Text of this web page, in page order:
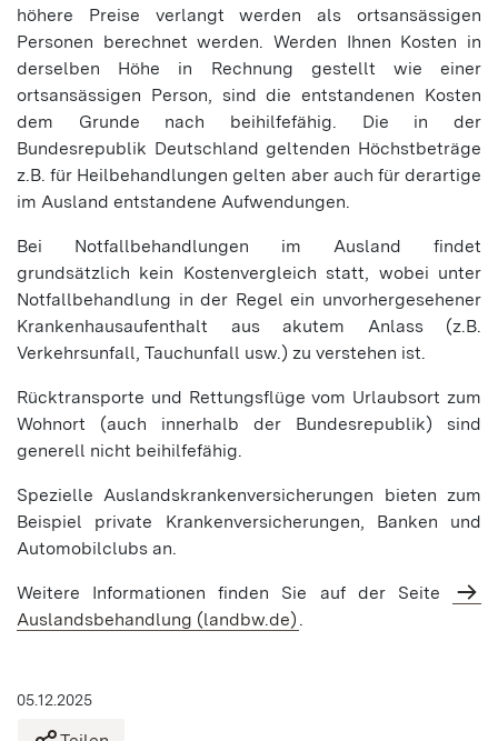
05.12.2025
höhere Preise verlangt werden als ortsansässigen
Personen berechnet werden. Werden Ihnen Kosten in
derselben Höhe in Rechnung gestellt wie einer
ortsansässigen Person, sind die entstandenen Kosten
dem Grunde nach beihilfefähig. Die in der
Bundesrepublik Deutschland geltenden Höchstbeträge
z.B. für Heilbehandlungen gelten aber auch für derartige
im Ausland entstandene Aufwendungen.
Bei Notfallbehandlungen im Ausland findet
grundsätzlich kein Kostenvergleich statt, wobei unter
Notfallbehandlung in der Regel ein unvorhergesehener
Krankenhausaufenthalt aus akutem Anlass (z.B.
Verkehrsunfall, Tauchunfall usw.) zu verstehen ist.
Rücktransporte und Rettungsflüge vom Urlaubsort zum
Wohnort (auch innerhalb der Bundesrepublik) sind
generell nicht beihilfefähig.
Spezielle Auslandskrankenversicherungen bieten zum
Beispiel private Krankenversicherungen, Banken und
Automobilclubs an.
Weitere Informationen finden Sie auf der Seite
Auslandsbehandlung (landbw.de) .